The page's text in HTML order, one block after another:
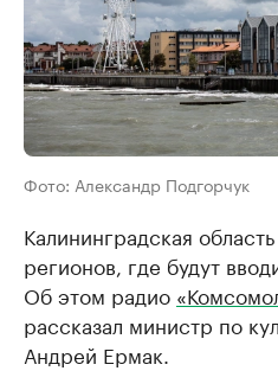
Фото: Александр Подгорчук
Калининградская
регионов, где будут
Об этом радио
рассказал министр по
Андрей Ермак.